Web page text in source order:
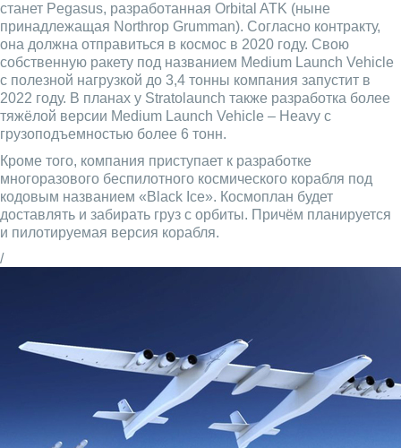
станет Pegasus, разработанная Orbital ATK (ныне
принадлежащая Northrop Grumman). Согласно контракту,
она должна отправиться в космос в 2020 году. Свою
собственную ракету под названием Medium Launch Vehicle
с полезной нагрузкой до 3,4 тонны компания запустит в
2022 году. В планах у Stratolaunch также разработка более
тяжёлой версии Medium Launch Vehicle – Heavy с
грузоподъемностью более 6 тонн.
Кроме того, компания приступает к разработке
многоразового беспилотного космического корабля под
кодовым названием «Black Ice». Космоплан будет
доставлять и забирать груз с орбиты. Причём планируется
и пилотируемая версия корабля.
/